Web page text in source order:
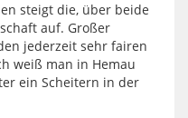
steigt die, über beide
auf. Großer
jederzeit sehr fairen
weiß man in Hemau
ein Scheitern in der